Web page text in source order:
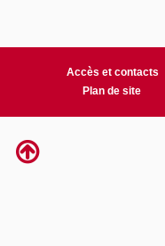
Accès et contacts
Plan de site